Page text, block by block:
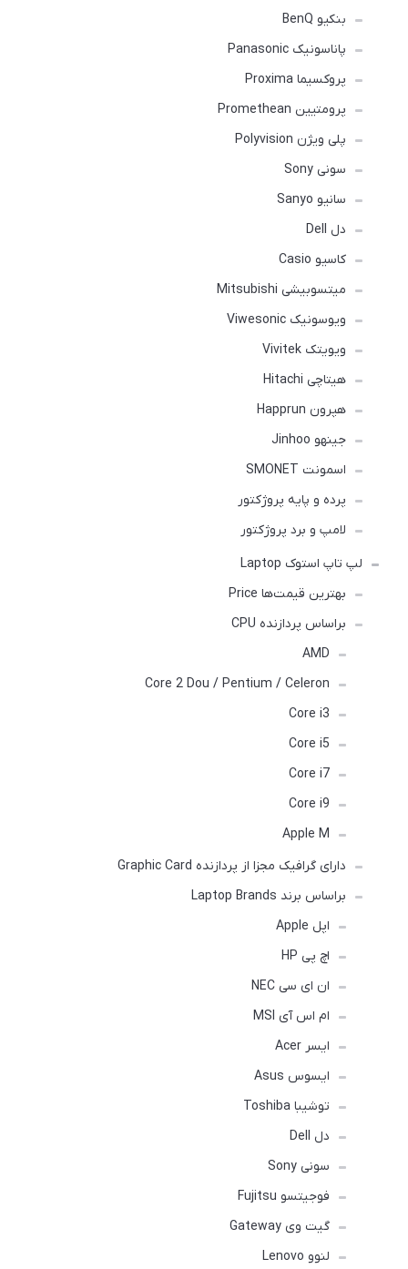
بنکیو BenQ
پاناسونیک Panasonic
پروکسیما Proxima
پرومتیین Promethean
پلی ویژن Polyvision
سونی Sony
سانیو Sanyo
دل Dell
کاسیو Casio
میتسوبیشی Mitsubishi
ویوسونیک Viwesonic
ویویتک Vivitek
هیتاچی Hitachi
هپرون Happrun
جینهو Jinhoo
اسمونت SMONET
پرده و پایه پروژکتور
لامپ و برد پروژکتور
لپ تاپ استوک Laptop
بهترین قیمت‌ها Price
براساس پردازنده CPU
AMD
Core 2 Dou / Pentium / Celeron
Core i3
Core i5
Core i7
Core i9
Apple M
دارای گرافیک مجزا از پردازنده Graphic Card
براساس برند Laptop Brands
اپل Apple
اچ پی HP
ان ای سی NEC
ام اس آی MSI
ایسر Acer
ایسوس Asus
توشیبا Toshiba
دل Dell
سونی Sony
فوجیتسو Fujitsu
گیت وی Gateway
لنوو Lenovo